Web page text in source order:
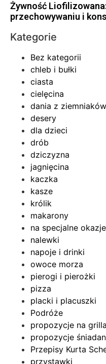
Żywność
przechowywaniu i
Kategorie
Bez kategorii
chleb i bułki
ciasta
cielęcina
dania z ziemniaków
desery
dla dzieci
drób
dziczyzna
jagnięcina
kaczka
kasze
królik
makarony
na specjalne okazje
nalewki
napoje i drinki
owoce morza
pierogi i pierożki
pizza
placki i placuszki
Podróże
propozycje na grilla
propozycje
Przepisy Kurta
przystawki